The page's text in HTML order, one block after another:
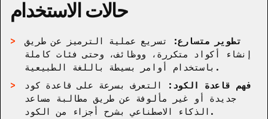
حالات الاستخدام
تطوير متسارع:
تسريع عملية الترميز عن طريق
إنشاء أكواد متكررة، ووظائف، وحتى فئات كاملة
باستخدام أوامر بسيطة باللغة الطبيعية.
فهم قاعدة الكود:
التعرف بسرعة على قاعدة كود
جديدة أو غير مألوفة عن طريق مطالبة مساعد
الذكاء الاصطناعي بشرح أجزاء من الكود.